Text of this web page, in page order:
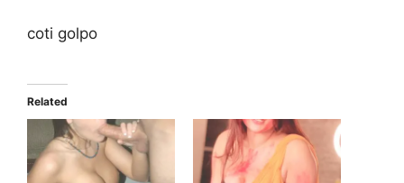
coti golpo
Related